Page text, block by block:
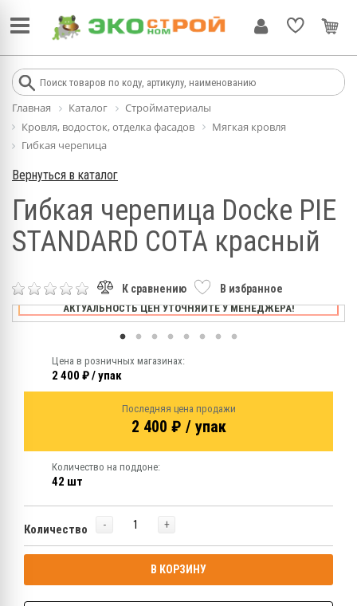
Главная Каталог
Стройматериалы
Кровля, водосток, отделка фасадов
Мягкая кровля
Гибкая черепица
Вернуться в каталог
Гибкая черепица Docke PIE
STANDARD СОТА красный
К сравнению В избранное
АКТУАЛЬНОСТЬ ЦЕН УТОЧНЯЙТЕ У МЕНЕДЖЕРА!
Цена в розничных магазинах:
2 400 ₽ / упак
Последняя цена продажи
2 400 ₽ / упак
Количество на поддоне:
42 шт
Количество - +
В КОРЗИНУ